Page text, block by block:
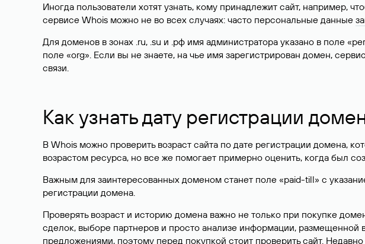
Иногда пользователи хотят узнать, кому принадлежит сайт, например,
сервисе Whois можно не во всех случаях: часто персональные данные
Для доменов в зонах .ru, .su и .рф имя администратора указано в поле
поле «org». Если вы не знаете, на чье имя зарегистрирован домен,
связи.
Как узнать дату регистрации
В Whois можно проверить возраст сайта по дате регистрации домена,
возрастом ресурса, но все же помогает примерно оценить, когда был
Важным для заинтересованных доменом станет поле «paid-till» с
регистрации домена.
Проверять возраст и историю домена важно не только при покупке
сделок, выборе партнеров и просто анализе информации,
предложениями, поэтому перед покупкой стоит проверить сайт.